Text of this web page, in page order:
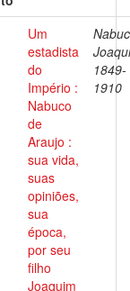
Um
estadista
do
Império :
Nabuco
de
Araujo :
sua vida,
suas
opiniões,
sua
época,
por seu
filho
Joaquim
1849-
1910